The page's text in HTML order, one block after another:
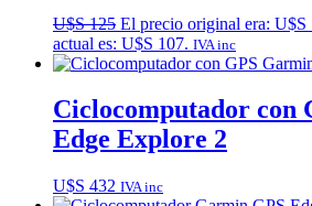
U$S125 El precio original era: U$S
actual es: U$S 107. IVA inc
Ciclocomputador con
Edge Explore 2
U$S 432 IVA inc